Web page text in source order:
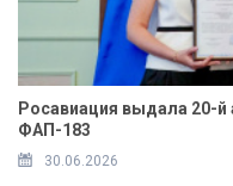
Росавиация выдала 20-й
ФАП-183
30.06.2026